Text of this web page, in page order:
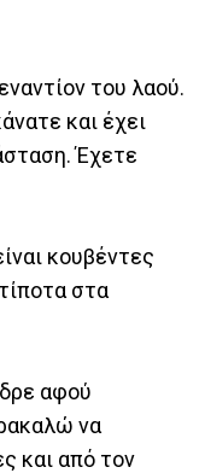
του λαού.
και έχει
Έχετε
κουβέντες
στα
αφού
να
και από τον